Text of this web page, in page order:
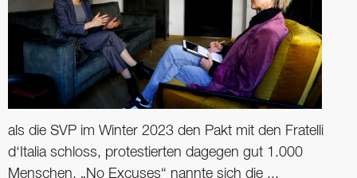
als die SVP im Winter 2023 den Pakt mit den Fratelli
d‘Italia schloss, protestierten dagegen gut 1.000
Menschen. „No Excuses“ nannte sich die ...